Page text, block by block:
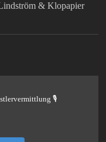
& Klopapier
🎙️